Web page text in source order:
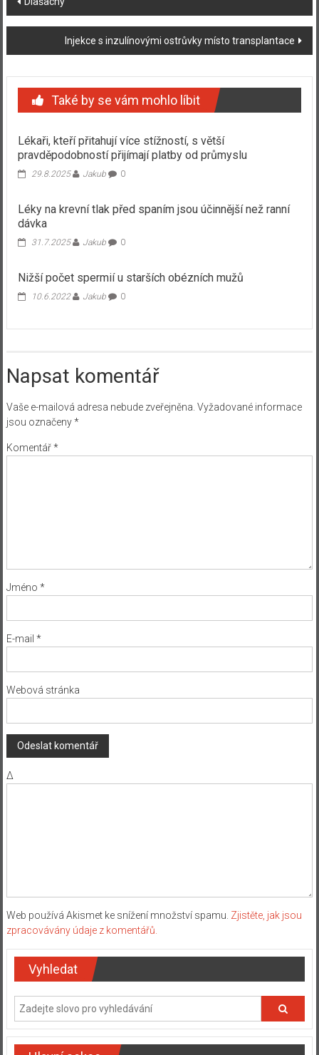
příspěvku
Injekce s inzulínovými ostrůvky místo transplantace
Také by se vám mohlo líbit
Lékaři, kteří přitahují více stížností, s větší
pravděpodobností přijímají platby od průmyslu
29.8.2025 Jakub 0
Léky na krevní tlak před spaním jsou účinnější než ranní
dávka
31.7.2025 Jakub 0
Nižší počet spermií u starších obézních mužů
10.6.2022 Jakub 0
Napsat komentář
Vaše e-mailová adresa nebude zveřejněna. Vyžadované informace
jsou označeny*
Komentář*
Jméno *
E-mail *
Webová stránka
Δ
Web používá Akismet ke snížení množství spamu. Zjistěte, jak jsou
zpracovávány údaje z komentářů.
Vyhledat